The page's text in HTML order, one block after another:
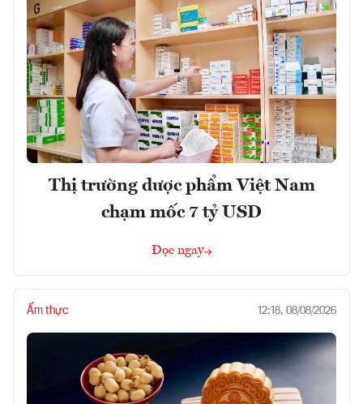
Thị trường dược phẩm Việt Nam
chạm mốc 7 tỷ USD
Đọc ngay
Ẩm thực 12:18, 08/08/2026